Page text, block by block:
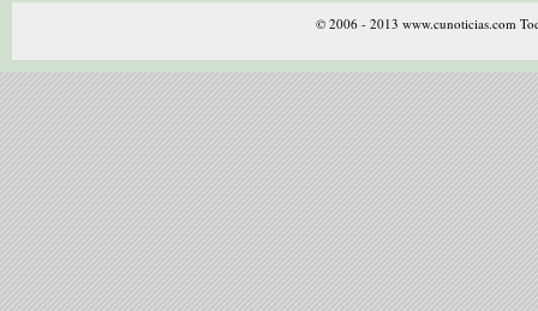
© 2006 - 2013 www.cunoticias.com